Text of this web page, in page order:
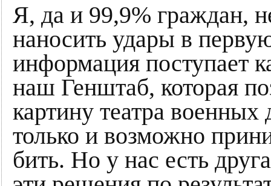
Я, да и 99,9% граждан,
наносить удары в
информация поступает
наш Генштаб, которая
картину театра военных
только и возможно
бить. Но у нас есть